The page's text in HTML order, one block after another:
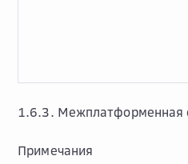
1.6.3. Межплатформенная
Примечания